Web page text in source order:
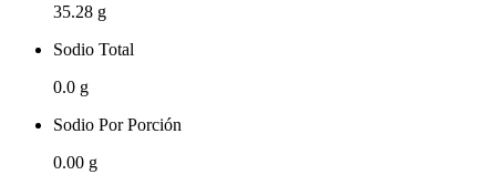
35.28 g
Sodio Total
0.0 g
Sodio Por Porción
0.00 g